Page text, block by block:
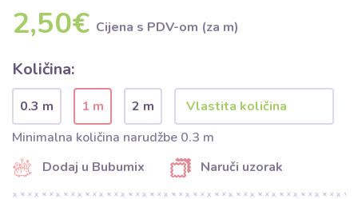
2,50€ Cijena s PDV-om (za m)
Količina:
0.3 m 1 m
2 m
Minimalna količina narudžbe 0.3 m
Dodaj u Bubumix
Naruči uzorak